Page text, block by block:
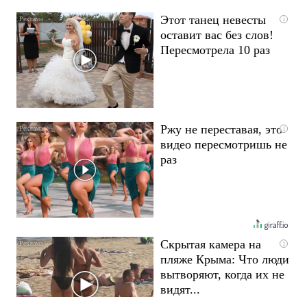
i
Этот танец невесты
оставит вас без слов!
Пересмотрела 10 раз
i
Ржу не переставая, это
видео пересмотришь не
раз
i
Скрытая камера на
пляже Крыма: Что люди
вытворяют, когда их не
видят...